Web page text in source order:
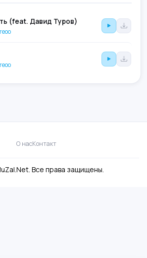
(feat. Давид Туров)
О насКонтакт
Все права защищены.